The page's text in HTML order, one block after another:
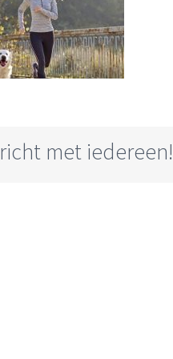
met iedereen!